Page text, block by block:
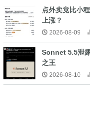
点外卖竟比小
上涨？
2026-08-09
Sonnet 5.5泄
之王
2026-08-10